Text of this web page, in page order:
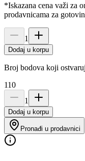
*Iskazana cena važi za
prodavnicama za
1
Dodaj u korpu
Broj bodova koji
110
1
Dodaj u korpu
Pronađi u prodavnici